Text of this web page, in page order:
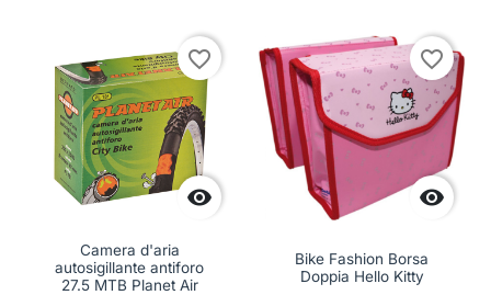

favorite_border
Camera d'aria
autosigillante antiforo
27.5 MTB Planet Air

favorite_border
Bike Fashion Borsa
Doppia Hello Kitty